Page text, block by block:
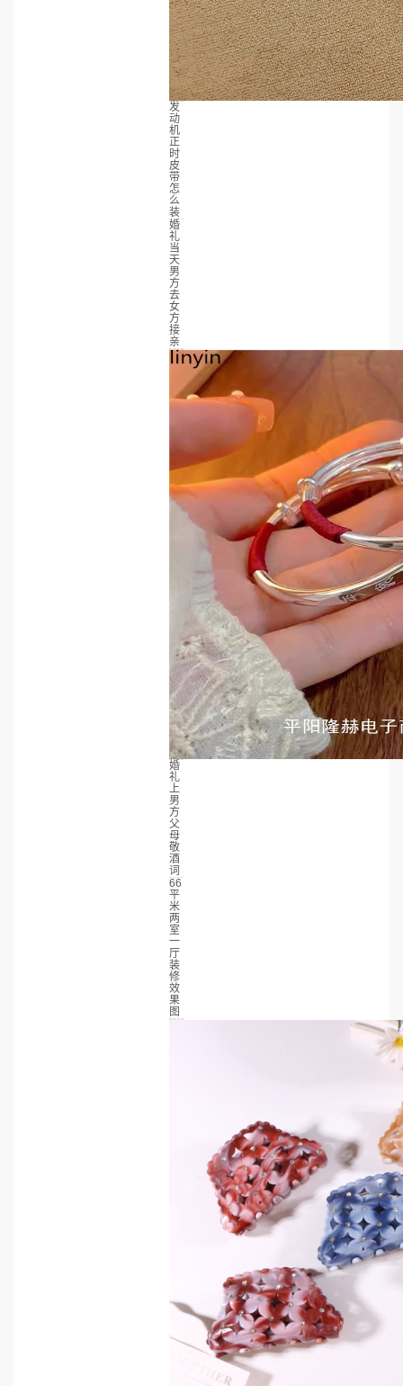
发
动
机
正
时
皮
带
怎
么
装
婚
礼
当
天
男
方
去
女
方
接
亲
婚
礼
上
男
方
父
母
敬
酒
词
66
平
米
两
室
一
厅
装
修
效
果
图